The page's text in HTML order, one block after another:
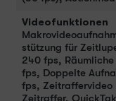
Videofunktionen
stüt­zung für
240 fps,
fps, Doppelte
fps, Zeitraffervideo
Zeitraffer,